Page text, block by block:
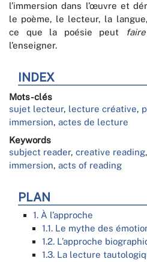
l’immersion dans l’œuvre et
le poème, le lecteur, la
ce que la poésie peut
faire
l’enseigner.
INDEX
Mots-clés
sujet lecteur, lecture créative,
immersion, actes de lecture
Keywords
subject reader, creative reading,
immersion, acts of reading
PLAN
1. À l’approche
1.1. Le mythe des
1.2. L’approche
1.3. La lecture